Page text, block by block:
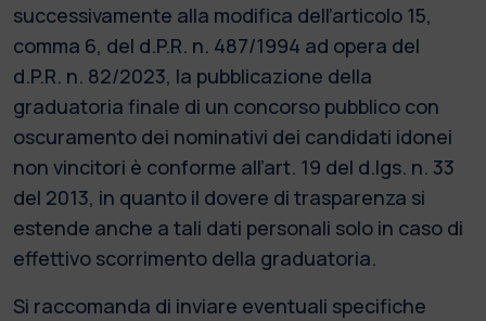
successivamente alla modifica dell’articolo 15,
comma 6, del d.P.R. n. 487/1994 ad opera del
d.P.R. n. 82/2023, la pubblicazione della
graduatoria finale di un concorso pubblico con
oscuramento dei nominativi dei candidati idonei
non vincitori è conforme all’art. 19 del d.lgs. n. 33
del 2013, in quanto il dovere di trasparenza si
estende anche a tali dati personali solo in caso di
effettivo scorrimento della graduatoria.
Si raccomanda di inviare eventuali specifiche